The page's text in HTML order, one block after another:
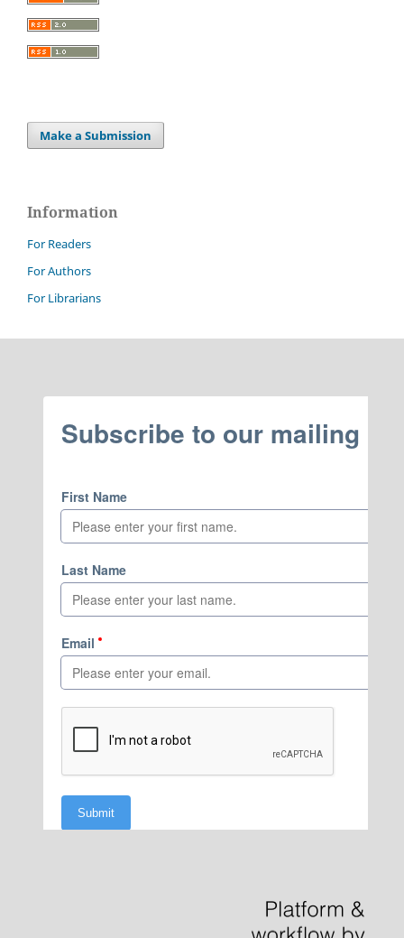
Make a Submission
Information
For Readers
For Authors
For Librarians